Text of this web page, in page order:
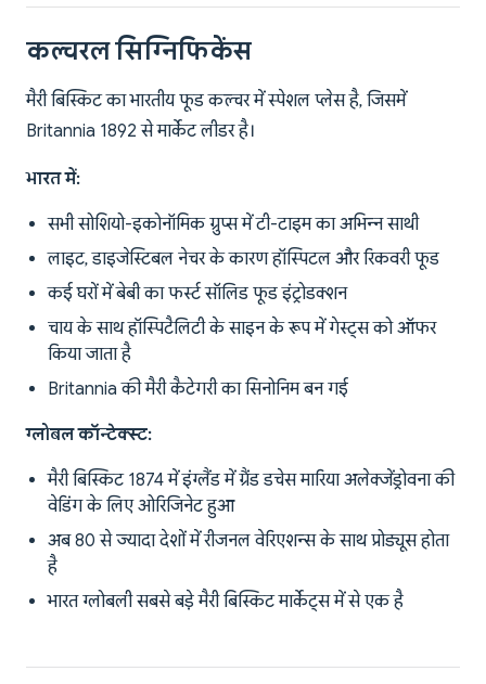
कल्चरल सिग्निफिकेंस
मैरी बिस्किट का भारतीय फूड कल्चर में स्पेशल प्लेस है, जिसमें
Britannia 1892 से मार्केट लीडर है।
भारत में:
सभी सोशियो-इकोनॉमिक ग्रुप्स में टी-टाइम का अभिन्न साथी
लाइट, डाइजेस्टिबल नेचर के कारण हॉस्पिटल और रिकवरी फूड
कई घरों में बेबी का फर्स्ट सॉलिड फूड इंट्रोडक्शन
चाय के साथ हॉस्पिटैलिटी के साइन के रूप में गेस्ट्स को ऑफर
किया जाता है
Britannia की मैरी कैटेगरी का सिनोनिम बन गई
ग्लोबल कॉन्टेक्स्ट:
मैरी बिस्किट 1874 में इंग्लैंड में ग्रैंड डचेस मारिया अलेक्जेंड्रोवना की
वेडिंग के लिए ओरिजिनेट हुआ
अब 80 से ज्यादा देशों में रीजनल वेरिएशन्स के साथ प्रोड्यूस होता
है
भारत ग्लोबली सबसे बड़े मैरी बिस्किट मार्केट्स में से एक है